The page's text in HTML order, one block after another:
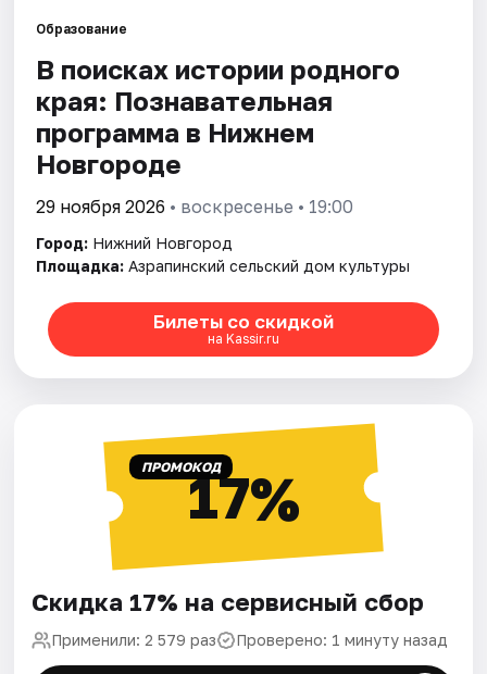
Образование
В поисках истории родного
края: Познавательная
программа в Нижнем
Новгороде
29 ноября 2026 • воскресенье • 19:00
Город: Нижний Новгород
Площадка: Азрапинский сельский дом культуры
Билеты со скидкой
на Kassir.ru
ПРОМОКОД17%
Скидка 17% на сервисный сбор
Применили: 2 579 раз Проверено: 1 минуту назад